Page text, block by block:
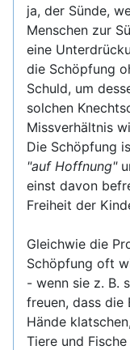
ja, der Sünde,
Menschen zur
eine
die Schöpfung
Schuld, um
solchen
Missverhältnis
Die Schöpfung
"auf Hoffnung"
einst davon
Freiheit der
Gleichwie die
Schöpfung oft
- wenn sie z. B.
freuen, dass die
Hände
Tiere und